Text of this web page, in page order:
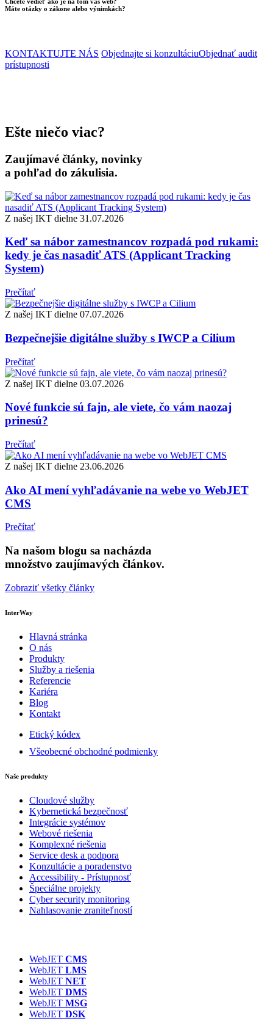
Máte otázky o zákone alebo výnimkách?
KONTAKTUJTE NÁS Objednajte si konzultáciuObjednať audit
prístupnosti
Ešte niečo viac?
Zaujímavé články, novinky
a pohľad do zákulisia.
Z našej IKT dielne 31.07.2026
Keď sa nábor zamestnancov rozpadá pod rukami:
kedy je čas nasadiť ATS (Applicant Tracking
System)
Prečítať
Z našej IKT dielne 07.07.2026
Bezpečnejšie digitálne služby s IWCP a Cilium
Prečítať
Z našej IKT dielne 03.07.2026
Nové funkcie sú fajn, ale viete, čo vám naozaj
prinesú?
Prečítať
Z našej IKT dielne 23.06.2026
Ako AI mení vyhľadávanie na webe vo WebJET
CMS
Prečítať
Na našom blogu sa nacházda
množstvo zaujímavých článkov.
Zobraziť všetky články
InterWay
Hlavná stránka
O nás
Produkty
Služby a riešenia
Referencie
Kariéra
Blog
Kontakt
Etický kódex
Všeobecné obchodné podmienky
Naše produkty
Cloudové služby
Kybernetická bezpečnosť
Integrácie systémov
Webové riešenia
Komplexné riešenia
Service desk a podpora
Konzultácie a poradenstvo
Accessibility - Prístupnosť
Špeciálne projekty
Cyber security monitoring
Nahlasovanie zraniteľností
WebJET CMS
WebJET LMS
WebJET NET
WebJET DMS
WebJET MSG
WebJET DSK